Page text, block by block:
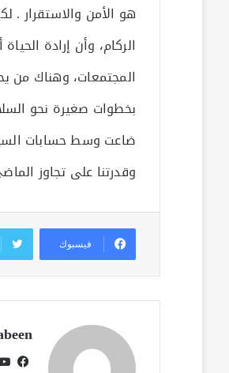
هو الأمن والاستقرار .
الركام، وأن إرادة
بخطوات صغيرة نحو
ضاعت وسط حسابات
وقدرتنا على تجاوز
فيسبوك